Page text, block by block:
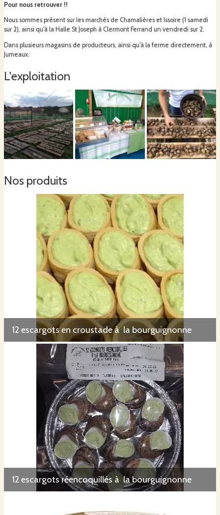
chimiques, respectant au maximum l'escargots. En transformation, nous
utilisons le plus possible de produits locaux ou du jardin.
Pour nous retrouver !!
Nous sommes présent sur les marchés de Chamalières et Issoire (1 samedi
sur 2), ainsi qu'à la Halle St Joseph à Clermont Ferrand un vendredi sur 2.
Dans plusieurs magasins de producteurs, ainsi qu'à la ferme directement, à
Jumeaux.
L'exploitation
Nos produits
12 escargots en croustade à la bourguignonne
12 escargots réencoquillés à la bourguignonne